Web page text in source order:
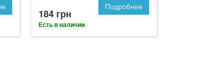
184 грн
Есть в наличии
Подробнее